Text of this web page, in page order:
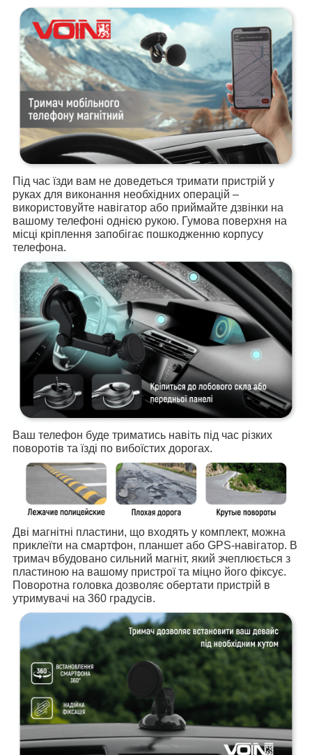
Під час їзди вам не доведеться тримати пристрій у
руках для виконання необхідних операцій –
використовуйте навігатор або приймайте дзвінки на
вашому телефоні однією рукою. Гумова поверхня на
місці кріплення запобігає пошкодженню корпусу
телефона.
Ваш телефон буде триматись навіть під час різких
поворотів та їзді по вибоїстих дорогах.
Дві магнітні пластини, що входять у комплект, можна
приклеїти на смартфон, планшет або GPS-навігатор. В
тримач вбудовано сильний магніт, який зчеплюється з
пластиною на вашому пристрої та міцно його фіксує.
Поворотна головка дозволяє обертати пристрій в
утримувачі на 360 градусів.